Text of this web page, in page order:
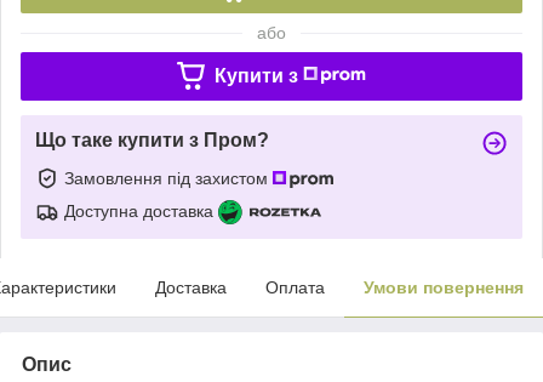
або
Купити з
Що таке купити з Пром?
Замовлення під захистом
Доступна доставка
Доставка Оплата Умови повернення
Опис